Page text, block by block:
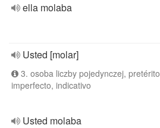
ella molaba
Usted [molar]
3. osoba liczby pojedynczej, pretérito
imperfecto, indicativo
Usted molaba